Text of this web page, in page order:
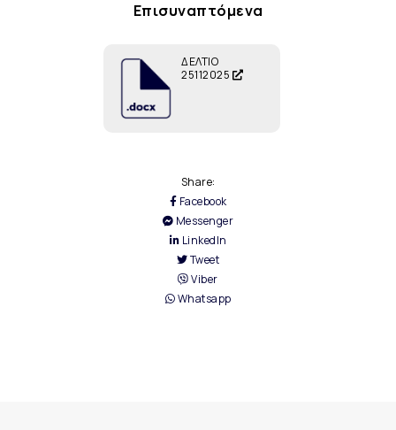
Επισυναπτόμενα
ΔΕΛΤΙΟ
25112025
Share:
Facebook
Messenger
LinkedIn
Tweet
Viber
Whatsapp